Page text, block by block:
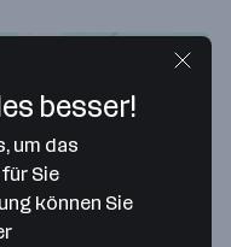
besser!
um das
Sie
können Sie